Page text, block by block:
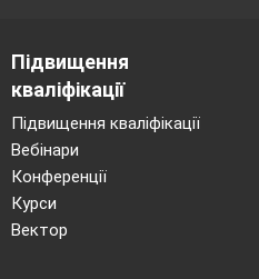
Підвищення
кваліфікації
Підвищення кваліфікації
Вебінари
Конференції
Курси
Вектор